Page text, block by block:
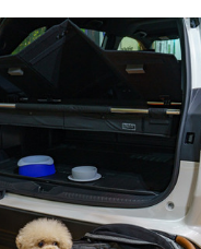
沖縄
愛
ストップ！不具
コーテ
グ